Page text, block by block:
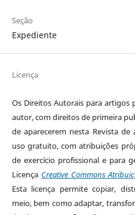
Seção
Expediente
Licença
Os Direitos Autorais para artigos
autor, com direitos de primeira
de aparecerem nesta Revista
uso gratuito, com atribuições
de exercício profissional e para
Licença Creative Commons
Esta licença permite copiar,
meio, bem como adaptar,